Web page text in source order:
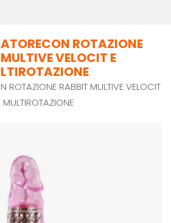
ROTAZIONE
VELOCIT E
ROTAZIONE RABBIT MULTIVE VELOCIT
MULTIROTAZIONE